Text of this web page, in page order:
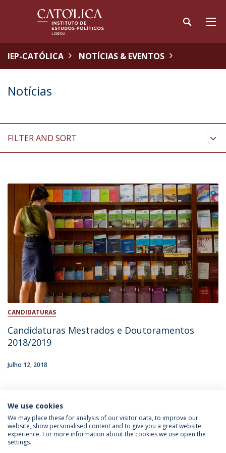
IEP-CATÓLICA NOTÍCIAS & EVENTOS
Notícias
FILTER AND SORT
CANDIDATURAS
Candidaturas Mestrados e Doutoramentos
2018/2019
Julho 12, 2018
INFORMAÇÃO PARA
We use cookies
We may place these for analysis of our visitor data, to improve our
website, show personalised content and to give you a great website
experience. For more information about the cookies we use open the
settings.